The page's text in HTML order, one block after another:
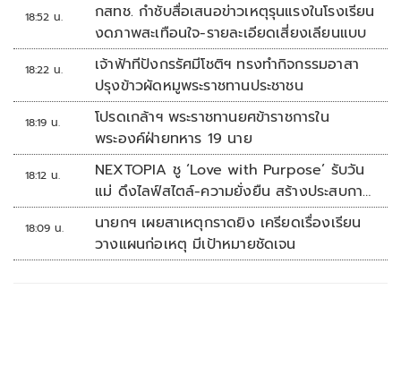
18:52 น.
กสทช. กำชับสื่อเสนอข่าวเหตุรุนแรงในโรงเรียน
งดภาพสะเทือนใจ-รายละเอียดเสี่ยงเลียนแบบ
18:22 น.
เจ้าฟ้าทีปังกรรัศมีโชติฯ ทรงทำกิจกรรมอาสา
ปรุงข้าวผัดหมูพระราชทานประชาชน
18:19 น.
โปรดเกล้าฯ พระราชทานยศข้าราชการใน
พระองค์ฝ่ายทหาร 19 นาย
18:12 น.
NEXTOPIA ชู ‘Love with Purpose’ รับวัน
แม่ ดึงไลฟ์สไตล์-ความยั่งยืน สร้างประสบกา
รณ์ช้อปปิงมีความหมาย
18:09 น.
นายกฯ เผยสาเหตุกราดยิง เครียดเรื่องเรียน
วางแผนก่อเหตุ มีเป้าหมายชัดเจน